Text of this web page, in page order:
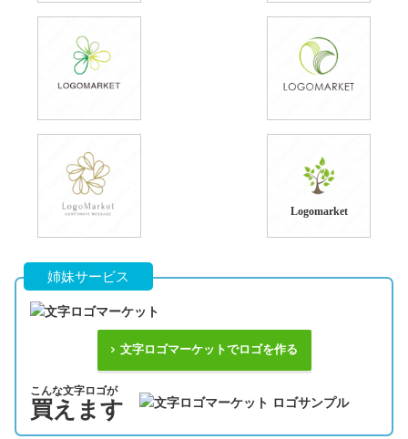
Logomarket
姉妹サービス
文字ロゴマーケットでロゴを作る
こんな文字ロゴが
買えます